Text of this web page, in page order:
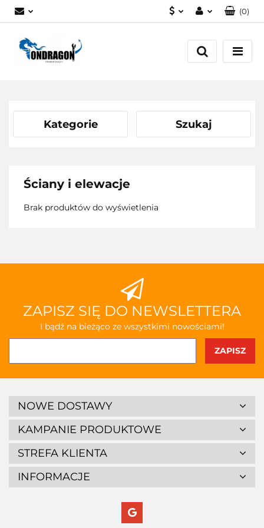
Zaloguj się
Załóż konto
(0)
Kategorie Szukaj
Ściany i elewacje
Brak produktów do wyświetlenia
ZAPISZ SIĘ DO NEWSLETTERA
I bądź na bieżąco ze wszystkimi nowościami!
NOWE DOSTAWY
KAMPANIE PRODUKTOWE
STREFA KLIENTA
INFORMACJE